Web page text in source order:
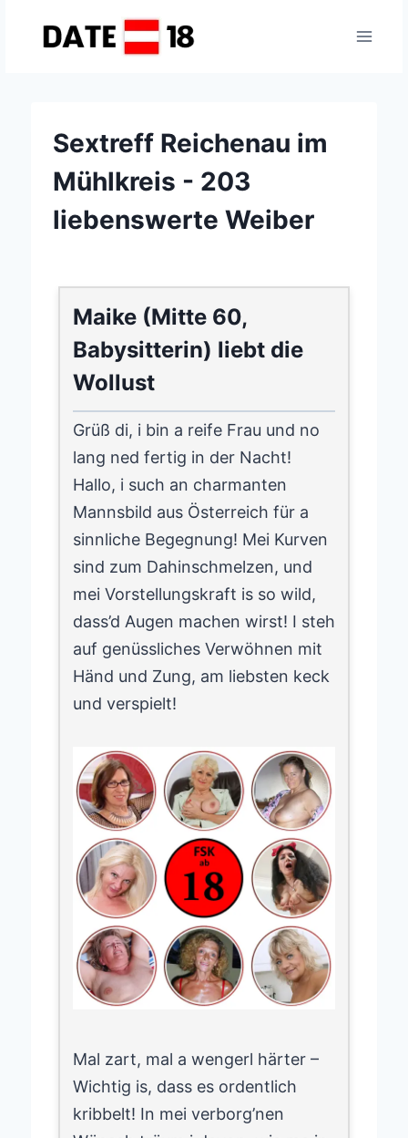
Sextreff Reichenau im
Mühlkreis - 203
liebenswerte Weiber
Maike (Mitte 60,
Babysitterin) liebt die
Wollust
Grüß di, i bin a reife Frau und no
lang ned fertig in der Nacht!
Hallo, i such an charmanten
Mannsbild aus Österreich für a
sinnliche Begegnung! Mei Kurven
sind zum Dahinschmelzen, und
mei Vorstellungskraft is so wild,
dass’d Augen machen wirst! I steh
auf genüssliches Verwöhnen mit
Händ und Zung, am liebsten keck
und verspielt!
Mal zart, mal a wengerl härter –
Wichtig is, dass es ordentlich
kribbelt! In mei verborg’nen